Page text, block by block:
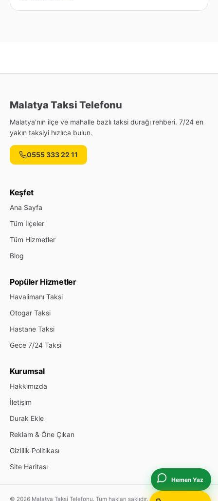
Malatya Taksi Telefonu
Malatya'nın ilçe ve mahalle bazlı taksi durağı rehberi. 7/24 en
yakın taksiyi hızlıca bulun.
0555 333 22 11
Keşfet
Ana Sayfa
Tüm İlçeler
Tüm Hizmetler
Blog
Popüler Hizmetler
Havalimanı Taksi
Otogar Taksi
Hastane Taksi
Gece 7/24 Taksi
Kurumsal
Hakkımızda
İletişim
Durak Ekle
Reklam & Öne Çıkan
Gizlilik Politikası
Site Haritası
© 2026 Malatya Taksi Telefonu. Tüm hakları saklıdır.
Hemen Yaz